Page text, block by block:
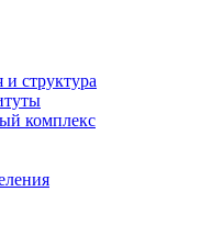
структура
комплекс